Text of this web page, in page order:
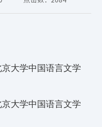
京大学中国语言文学
京大学中国语言文学